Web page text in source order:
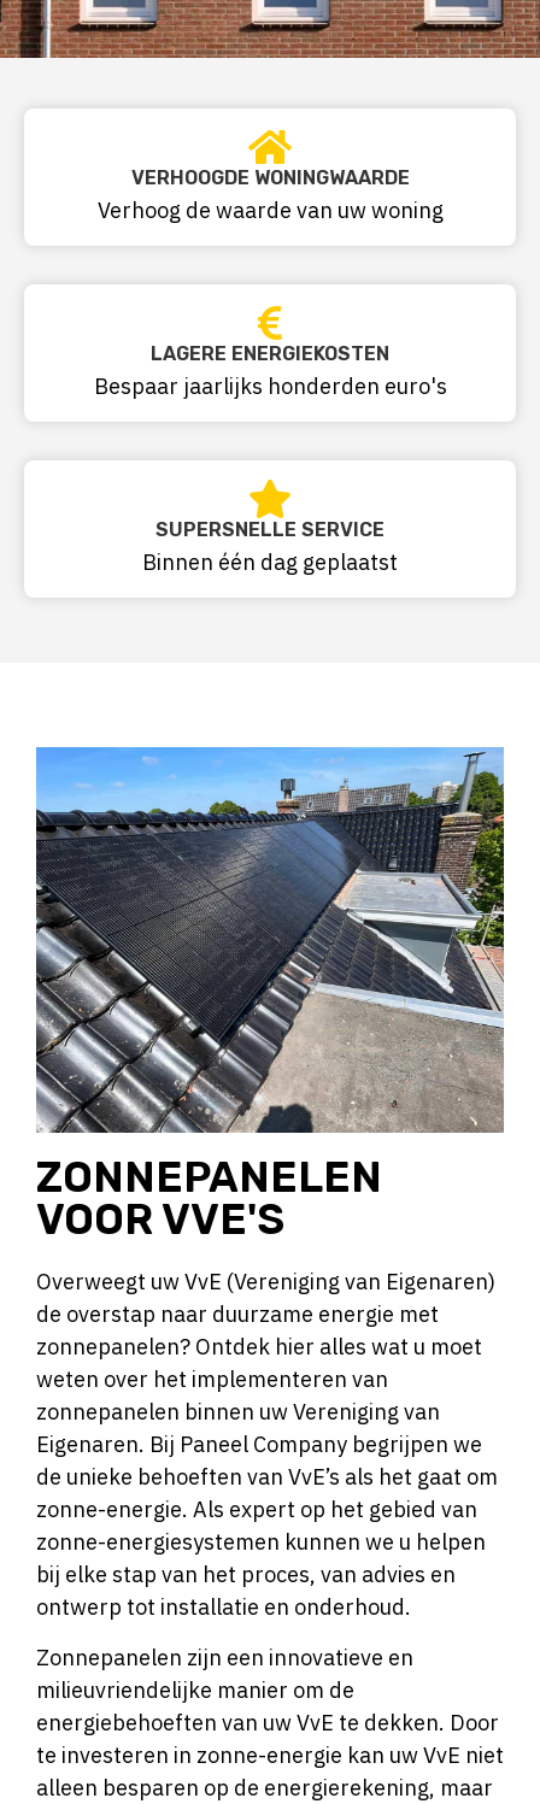
SUPERSNELLE SERVICE
Binnen één dag geplaatst
LAGERE ENERGIEKOSTEN
Bespaar jaarlijks honderden euro's
VERHOOGDE WONINGWAARDE
Verhoog de waarde van uw woning
ZONNEPANELEN
VOOR VVE'S
Overweegt uw VvE (Vereniging van Eigenaren)
de overstap naar duurzame energie met
zonnepanelen? Ontdek hier alles wat u moet
weten over het implementeren van
zonnepanelen binnen uw Vereniging van
Eigenaren. Bij Paneel Company begrijpen we
de unieke behoeften van VvE’s als het gaat om
zonne-energie. Als expert op het gebied van
zonne-energiesystemen kunnen we u helpen
bij elke stap van het proces, van advies en
ontwerp tot installatie en onderhoud.
Zonnepanelen zijn een innovatieve en
milieuvriendelijke manier om de
energiebehoeften van uw VvE te dekken. Door
te investeren in zonne-energie kan uw VvE niet
alleen besparen op de energierekening, maar